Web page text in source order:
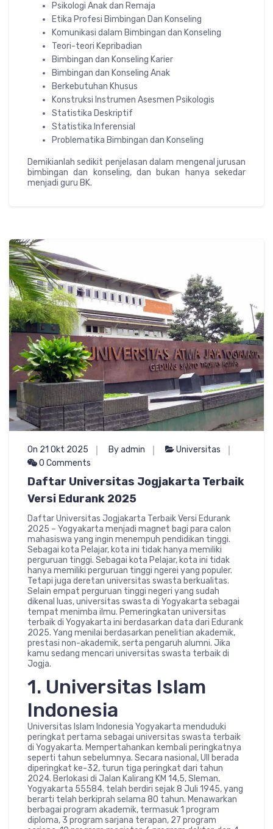
Psikologi Anak dan Remaja
Etika Profesi Bimbingan Dan Konseling
Komunikasi dalam Bimbingan dan Konseling
Teori-teori Kepribadian
Bimbingan dan Konseling Karier
Bimbingan dan Konseling Anak
Berkebutuhan Khusus
Konstruksi Instrumen Asesmen Psikologis
Statistika Deskriptif
Statistika Inferensial
Problematika Bimbingan dan Konseling
Demikianlah sedikit penjelasan dalam mengenal jurusan
bimbingan dan konseling, dan bukan hanya sekedar
menjadi guru BK.
On 21 Okt 2025 By admin
Universitas
0 Comments
Daftar Universitas Jogjakarta Terbaik
Versi Edurank 2025
Daftar Universitas Jogjakarta Terbaik Versi Edurank
2025 – Yogyakarta menjadi magnet bagi para calon
mahasiswa yang ingin menempuh pendidikan tinggi.
Sebagai kota Pelajar, kota ini tidak hanya memiliki
perguruan tinggi. Sebagai kota Pelajar, kota ini tidak
hanya memiliki perguruan tinggi ngerei yang populer.
Tetapi juga deretan universitas swasta berkualitas.
Selain empat perguruan tinggi negeri yang sudah
dikenal luas, universitas swasta di Yogyakarta sebagai
tempat menimba ilmu. Pemeringkatan universitas
terbaik di Yogyakarta ini berdasarkan data dari Edurank
2025. Yang menilai berdasarkan penelitian akademik,
prestasi non-akademik, serta pengaruh alumni. Jika
kamu sedang mencari universitas swasta terbaik di
Jogja.
1. Universitas Islam
Indonesia
Universitas Islam Indonesia Yogyakarta menduduki
peringkat pertama sebagai universitas swasta terbaik
di Yogyakarta. Mempertahankan kembali peringkatnya
seperti tahun sebelumnya. Secara nasional, UII berada
diperingkat ke-32, turun tiga peringkat dari tahun
2024. Berlokasi di Jalan Kalirang KM 14,5, Sleman,
Yogyakarta 55584. telah berdiri sejak 8 Juli 1945, yang
berarti telah berkiprah selama 80 tahun. Menawarkan
berbagai program akademik, termasuk 1 program
diploma, 3 program sarjana terapan, 27 program